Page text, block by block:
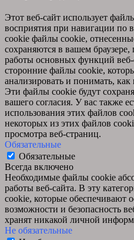
Этот веб-сайт использует
восприятия при навигации по
cookie файлы cookie,
сохраняются в вашем
работы основных функций
сторонние файлы cookie,
анализировать и понимать, как
Эти файлы cookie будут
вашего согласия. У вас также
использования этих файлов
некоторых из этих файлов
просмотра веб-страниц.
Обязательные
Обязательные
Всегда включено
Необходимые файлы cookie
работы веб-сайта. В эту
cookie, которые обеспечивают
возможности и безопасность
хранят никакой личной
Не обязательные